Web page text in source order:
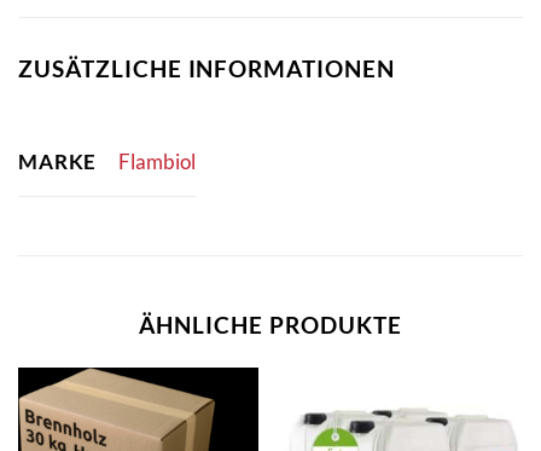
ZUSÄTZLICHE INFORMATIONEN
MARKE Flambiol
ÄHNLICHE PRODUKTE